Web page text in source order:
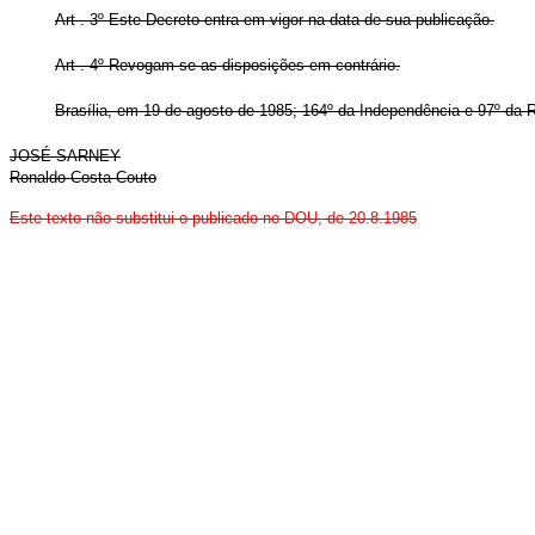
Art . 3º Este Decreto entra em vigor na data de sua publicação.
Art . 4º Revogam-se as disposições em contrário.
Brasília, em 19 de agosto de 1985; 164º da Independência e 97º da
JOSÉ SARNEY
Ronaldo Costa Couto
Este texto não substitui o publicado no DOU, de 20.8.1985